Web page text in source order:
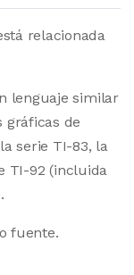
relacionada
lenguaje similar
gráficas de
serie TI-83, la
TI-92 (incluida
fuente.